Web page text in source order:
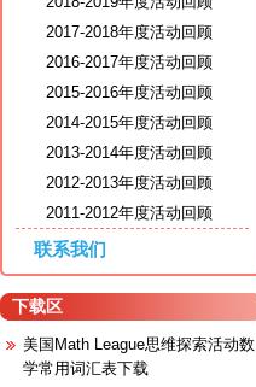
2017-2018年度活动回顾
2016-2017年度活动回顾
2015-2016年度活动回顾
2014-2015年度活动回顾
2013-2014年度活动回顾
2012-2013年度活动回顾
2011-2012年度活动回顾
联系我们
下载区
美国Math League思维探索活动数
学常用词汇表下载